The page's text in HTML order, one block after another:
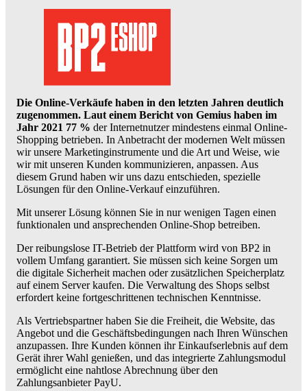
Die Online-Verkäufe haben in den letzten Jahren deutlich
zugenommen. Laut einem Bericht von Gemius haben im
Jahr 2021 77 % der Internetnutzer mindestens einmal Online-
Shopping betrieben. In Anbetracht der modernen Welt müssen
wir unsere Marketinginstrumente und die Art und Weise, wie
wir mit unseren Kunden kommunizieren, anpassen. Aus
diesem Grund haben wir uns dazu entschieden, spezielle
Lösungen für den Online-Verkauf einzuführen.
Mit unserer Lösung können Sie in nur wenigen Tagen einen
funktionalen und ansprechenden Online-Shop betreiben.
Der reibungslose IT-Betrieb der Plattform wird von BP2 in
vollem Umfang garantiert. Sie müssen sich keine Sorgen um
die digitale Sicherheit machen oder zusätzlichen Speicherplatz
auf einem Server kaufen. Die Verwaltung des Shops selbst
erfordert keine fortgeschrittenen technischen Kenntnisse.
Als Vertriebspartner haben Sie die Freiheit, die Website, das
Angebot und die Geschäftsbedingungen nach Ihren Wünschen
anzupassen. Ihre Kunden können ihr Einkaufserlebnis auf dem
Gerät ihrer Wahl genießen, und das integrierte Zahlungsmodul
ermöglicht eine nahtlose Abrechnung über den
Zahlungsanbieter PayU.